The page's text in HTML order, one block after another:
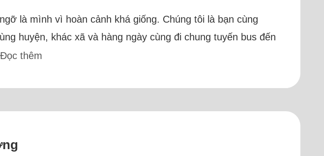
là mình vì hoàn cảnh khá giống. Chúng tôi là bạn cùng
huyện, khác xã và hàng ngày cùng đi chung tuyến bus đến
Đọc thêm